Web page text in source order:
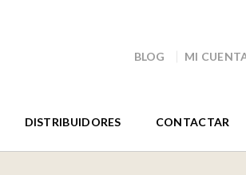
BLOG MI
DISTRIBUIDORES CONTACTAR